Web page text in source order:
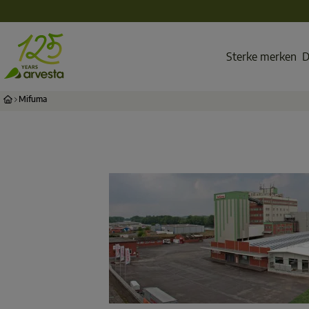
Sterke merken
Mifuma